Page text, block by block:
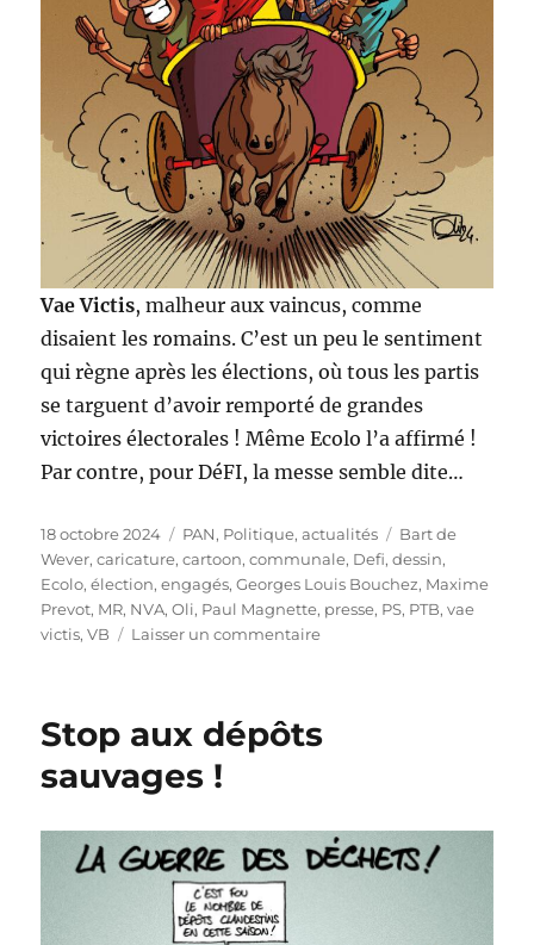
Vae Victis, malheur aux vaincus, comme
disaient les romains. C’est un peu le sentiment
qui règne après les élections, où tous les partis
se targuent d’avoir remporté de grandes
victoires électorales ! Même Ecolo l’a affirmé !
Par contre, pour DéFI, la messe semble dite…
Publié
le
18 octobre 2024 Catégories
PAN, Politique, actualités Étiquettes
Bart de
Wever,caricature,cartoon,communale, Defi,dessin,
Ecolo,élection,engagés,Georges Louis Bouchez, Maxime
Prevot, MR, NVA,Oli, Paul Magnette, presse, PS, PTB,vae
victis,VB Laisser un commentairesur
Stop aux dépôts
sauvages !